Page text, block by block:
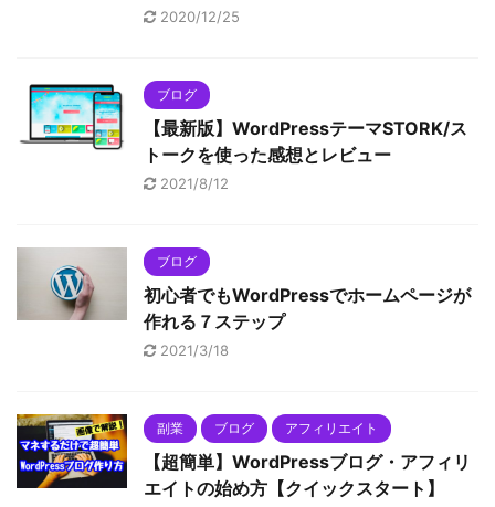
2020/12/25
ブログ
【最新版】WordPressテーマSTORK/ス
トークを使った感想とレビュー
2021/8/12
ブログ
初心者でもWordPressでホームページが
作れる７ステップ
2021/3/18
副業 ブログ アフィリエイト
【超簡単】WordPressブログ・アフィリ
エイトの始め方【クイックスタート】